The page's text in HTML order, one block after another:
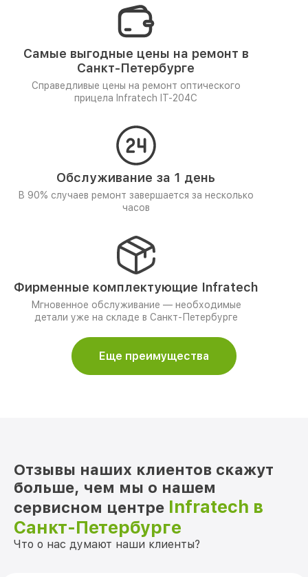
Самые выгодные цены на ремонт в
Санкт-Петербурге
Справедливые цены на ремонт оптического
прицела Infratech IT-204C
Обслуживание за 1 день
В 90% случаев ремонт завершается за несколько
часов
Фирменные комплектующие Infratech
Мгновенное обслуживание — необходимые
детали уже на складе в Санкт-Петербурге
Еще преимущества
Отзывы наших клиентов скажут
больше, чем мы о нашем
сервисном центре Infratech в
Санкт-Петербурге
Что о нас думают наши клиенты?